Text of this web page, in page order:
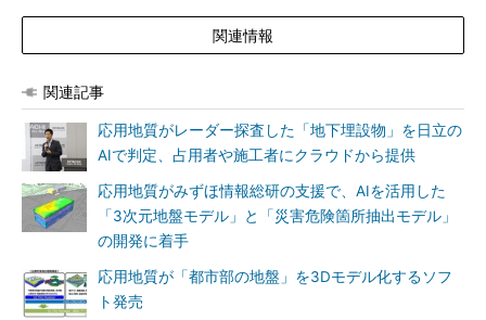
関連情報
関連記事
応用地質がレーダー探査した「地下埋設物」を日立の
AIで判定、占用者や施工者にクラウドから提供
応用地質がみずほ情報総研の支援で、AIを活用した
「3次元地盤モデル」と「災害危険箇所抽出モデル」
の開発に着手
応用地質が「都市部の地盤」を3Dモデル化するソフ
ト発売